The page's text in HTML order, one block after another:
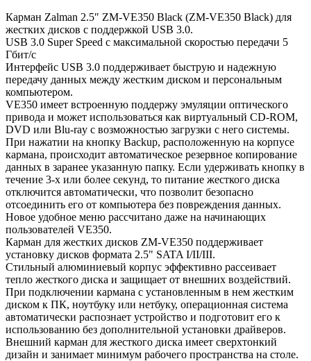
Карман Zalman 2.5″ ZM-VE350 Black (ZM-VE350 Black) для
жестких дисков с поддержкой USB 3.0.
USB 3.0 Super Speed с максимальной скоростью передачи 5
Гбит/с
Интерфейс USB 3.0 поддерживает быструю и надежную
передачу данных между жестким диском и персональным
компьютером.
VE350 имеет встроенную поддержу эмуляции оптического
привода и может использоваться как виртуальный CD-ROM,
DVD или Blu-ray с возможностью загрузки с него системы.
При нажатии на кнопку Backup, расположенную на корпусе
кармана, происходит автоматическое резервное копирование
данных в заранее указанную папку. Если удерживать кнопку в
течение 3-х или более секунд, то питание жесткого диска
отключится автоматически, что позволит безопасно
отсоединить его от компьютера без повреждения данных.
Новое удобное меню рассчитано даже на начинающих
пользователей VE350.
Карман для жестких дисков ZM-VE350 поддерживает
установку дисков формата 2.5" SATA I/II/III.
Стильный алюминиевый корпус эффективно рассеивает
тепло жесткого диска и защищает от внешних воздействий.
При подключении кармана с установленным в нем жестким
диском к ПК, ноутбуку или нетбуку, операционная система
автоматически распознает устройство и подготовит его к
использованию без дополнительной установки драйверов.
Внешний карман для жесткого диска имеет сверхтонкий
дизайн и занимает минимум рабочего пространства на столе.